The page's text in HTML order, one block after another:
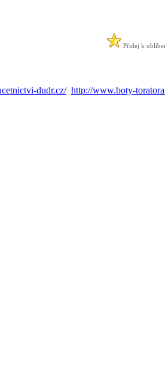
Přidej k
dudr.cz/ http://www.boty-